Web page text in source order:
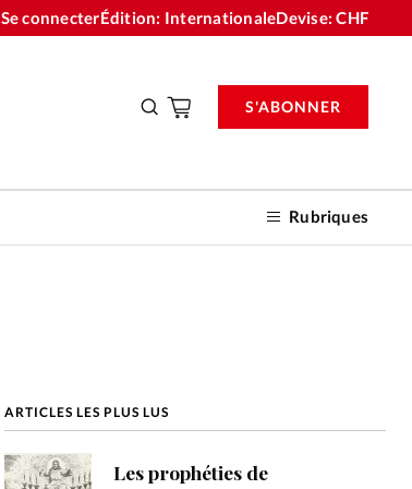
Se connecterÉdition: InternationaleDevise:CHF
Rubriques
S'ABONNER
ARTICLES LES PLUS LUS
Les prophéties de